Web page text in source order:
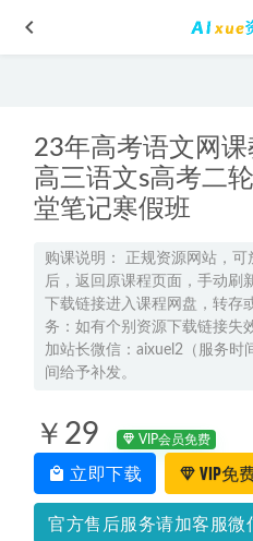
23年高考语文网
高三语文s高考二
堂笔记寒假班
购课说明： 正规资源网站，
后，返回原课程页面，手动刷
下载链接进入课程网盘，转存
务：如有个别资源下载链接失
加站长微信：aixuel2（服务时
间给予补发。
￥29 VIP会员免费
立即下载 VIP免
官方售后服务请加客服微
硬笔书法教程教你零基础写出
高中物理网课资源分享2021
2022-10-15
2024赵礼显高三数学课程+讲
网课教程 2023-06-18
车载优盘音乐合集发烧人声
2022-05-19